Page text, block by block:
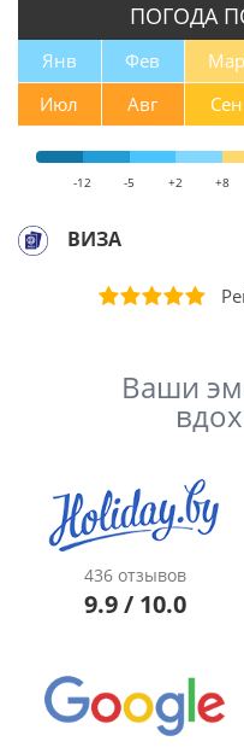
ПОГОДА
Янв Фев Мар
Июл
Авг Сен
-12 -5 +2 +8
ВИЗА
Ваши
436 отзывов
9.9 / 10.0